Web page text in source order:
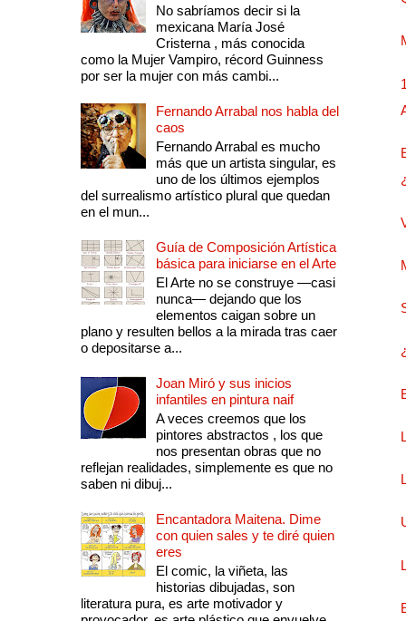
No sabríamos decir si la
mexicana María José
Cristerna , más conocida
como la Mujer Vampiro, récord Guinness
por ser la mujer con más cambi...
Fernando Arrabal nos habla del
caos
Fernando Arrabal es mucho
más que un artista singular, es
uno de los últimos ejemplos
del surrealismo artístico plural que quedan
en el mun...
Guía de Composición Artística
básica para iniciarse en el Arte
El Arte no se construye —casi
nunca— dejando que los
elementos caigan sobre un
plano y resulten bellos a la mirada tras caer
o depositarse a...
Joan Miró y sus inicios
infantiles en pintura naif
A veces creemos que los
pintores abstractos , los que
nos presentan obras que no
reflejan realidades, simplemente es que no
saben ni dibuj...
Encantadora Maitena. Dime
con quien sales y te diré quien
eres
El comic, la viñeta, las
historias dibujadas, son
literatura pura, es arte motivador y